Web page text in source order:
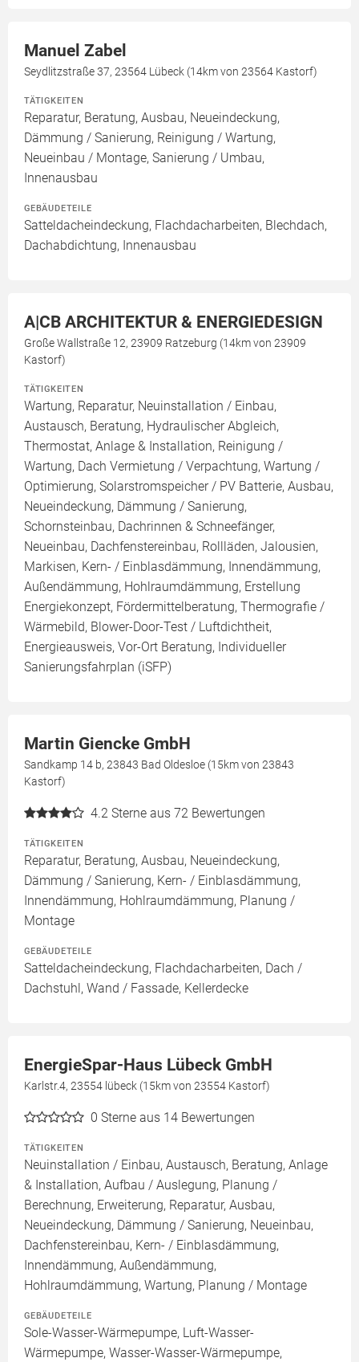
Manuel Zabel
Seydlitzstraße 37, 23564 Lübeck (14km von 23564 Kastorf)
TÄTIGKEITEN
Reparatur, Beratung, Ausbau, Neueindeckung,
Dämmung / Sanierung, Reinigung / Wartung,
Neueinbau / Montage, Sanierung / Umbau,
Innenausbau
GEBÄUDETEILE
Satteldacheindeckung, Flachdacharbeiten, Blechdach,
Dachabdichtung, Innenausbau
A|CB ARCHITEKTUR & ENERGIEDESIGN
Große Wallstraße 12, 23909 Ratzeburg (14km von 23909
Kastorf)
TÄTIGKEITEN
Wartung, Reparatur, Neuinstallation / Einbau,
Austausch, Beratung, Hydraulischer Abgleich,
Thermostat, Anlage & Installation, Reinigung /
Wartung, Dach Vermietung / Verpachtung, Wartung /
Optimierung, Solarstromspeicher / PV Batterie, Ausbau,
Neueindeckung, Dämmung / Sanierung,
Schornsteinbau, Dachrinnen & Schneefänger,
Neueinbau, Dachfenstereinbau, Rollläden, Jalousien,
Markisen, Kern- / Einblasdämmung, Innendämmung,
Außendämmung, Hohlraumdämmung, Erstellung
Energiekonzept, Fördermittelberatung, Thermografie /
Wärmebild, Blower-Door-Test / Luftdichtheit,
Energieausweis, Vor-Ort Beratung, Individueller
Sanierungsfahrplan (iSFP)
Martin Giencke GmbH
Sandkamp 14 b, 23843 Bad Oldesloe (15km von 23843
Kastorf)
4.2 Sterne aus 72 Bewertungen
TÄTIGKEITEN
Reparatur, Beratung, Ausbau, Neueindeckung,
Dämmung / Sanierung, Kern- / Einblasdämmung,
Innendämmung, Hohlraumdämmung, Planung /
Montage
GEBÄUDETEILE
Satteldacheindeckung, Flachdacharbeiten, Dach /
Dachstuhl, Wand / Fassade, Kellerdecke
EnergieSpar-Haus Lübeck GmbH
Karlstr.4, 23554 lübeck (15km von 23554 Kastorf)
0 Sterne aus 14 Bewertungen
TÄTIGKEITEN
Neuinstallation / Einbau, Austausch, Beratung, Anlage
& Installation, Aufbau / Auslegung, Planung /
Berechnung, Erweiterung, Reparatur, Ausbau,
Neueindeckung, Dämmung / Sanierung, Neueinbau,
Dachfenstereinbau, Kern- / Einblasdämmung,
Innendämmung, Außendämmung,
Hohlraumdämmung, Wartung, Planung / Montage
GEBÄUDETEILE
Sole-Wasser-Wärmepumpe, Luft-Wasser-
Wärmepumpe, Wasser-Wasser-Wärmepumpe,